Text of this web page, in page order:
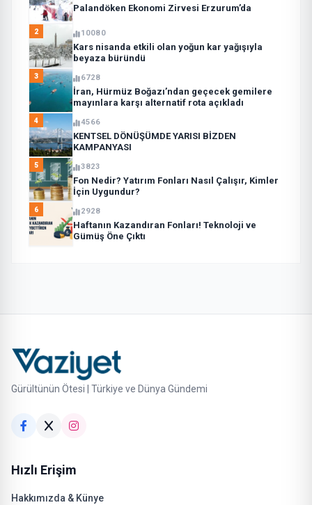
Palandöken Ekonomi Zirvesi Erzurum’da
2 10080
Kars nisanda etkili olan yoğun kar yağışıyla
beyaza büründü
3 6728
İran, Hürmüz Boğazı’ndan geçecek gemilere
mayınlara karşı alternatif rota açıkladı
4 4566
KENTSEL DÖNÜŞÜMDE YARISI BİZDEN
KAMPANYASI
5 3823
Fon Nedir? Yatırım Fonları Nasıl Çalışır, Kimler
İçin Uygundur?
6 2928
Haftanın Kazandıran Fonları! Teknoloji ve
Gümüş Öne Çıktı
Gürültünün Ötesi | Türkiye ve Dünya Gündemi
Hızlı Erişim
Hakkımızda & Künye